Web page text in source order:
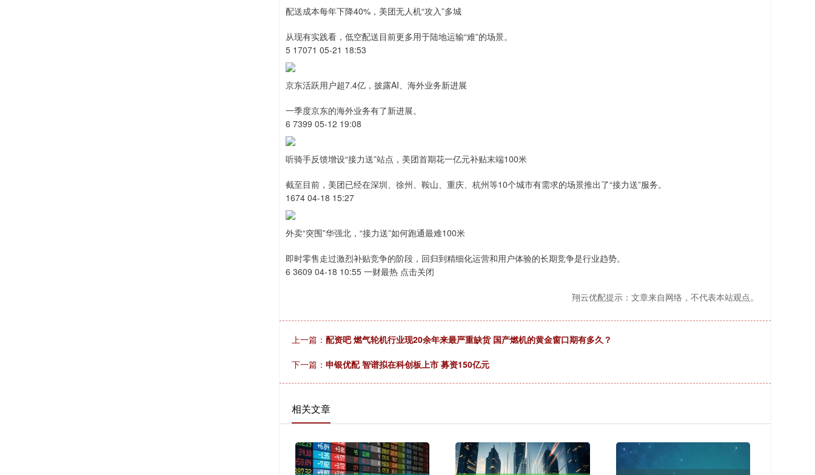
配送成本每年下降40%，美团无人机“攻入”多城
从现有实践看，低空配送目前更多用于陆地运输“难”的场景。
5 17071 05-21 18:53
京东活跃用户超7.4亿，披露AI、海外业务新进展
一季度京东的海外业务有了新进展。
6 7399 05-12 19:08
听骑手反馈增设“接力送”站点，美团首期花一亿元补贴末端100米
截至目前，美团已经在深圳、徐州、鞍山、重庆、杭州等10个城市有需求的场景推出了“接力送”服务。
1674 04-18 15:27
外卖“突围”华强北，“接力送”如何跑通最难100米
即时零售走过激烈补贴竞争的阶段，回归到精细化运营和用户体验的长期竞争是行业趋势。
6 3609 04-18 10:55 一财最热 点击关闭
翔云优配提示：文章来自网络，不代表本站观点。
上一篇： 配资吧 燃气轮机行业现20余年来最严重缺货 国产燃机的黄金窗口期有多久？
下一篇： 申银优配 智谱拟在科创板上市 募资150亿元
相关文章